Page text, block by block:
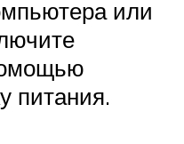
или
питания.